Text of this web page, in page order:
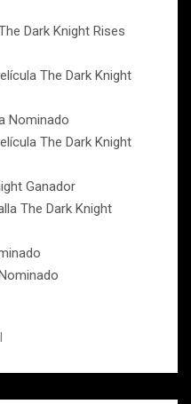
Dark Knight Rises
The Dark Knight
Nominado
The Dark Knight
Ganador
The Dark Knight